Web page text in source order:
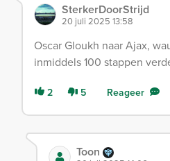
SterkerDoorStrijd
20 juli 2025 13:58
Oscar Gloukh naar Ajax,
inmiddels 100 stappen
2 5 Reageer
Toon